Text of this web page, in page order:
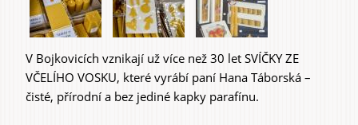
V Bojkovicích vznikají už více než 30 let SVÍČKY ZE
VČELÍHO VOSKU, které vyrábí paní Hana Táborská –
čisté, přírodní a bez jediné kapky parafínu.